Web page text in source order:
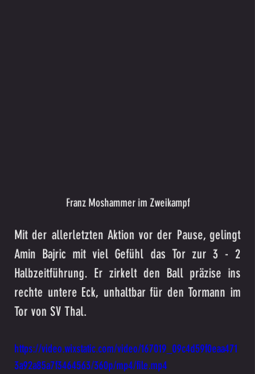
Franz Moshammer im Zweikampf
Mit der allerletzten Aktion vor der Pause, gelingt
Amin Bajric mit viel Gefühl das Tor zur 3 - 2
Halbzeitführung. Er zirkelt den Ball präzise ins
rechte untere Eck, unhaltbar für den Tormann im
Tor von SV Thal.
https://video.wixstatic.com/video/167019_09c4d59f0eaa471
3a92a85a7f3464563/360p/mp4/file.mp4